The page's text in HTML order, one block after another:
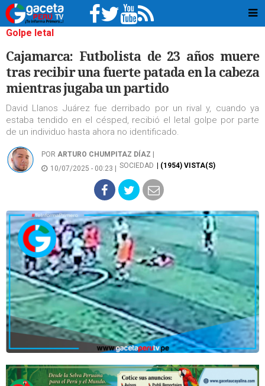
Golpe letal
Cajamarca: Futbolista de 23 años muere
tras recibir una fuerte patada en la cabeza
mientras jugaba un partido
David Llanos Juárez fue derribado por un rival y, cuando ya
estaba tendido en el césped, recibió el letal golpe por parte
de un individuo hasta ahora no identificado.
POR ARTURO CHUMPITAZ DÍAZ
10/07/2025 - 00:23 |
SOCIEDAD | (1954) VISTA(S)